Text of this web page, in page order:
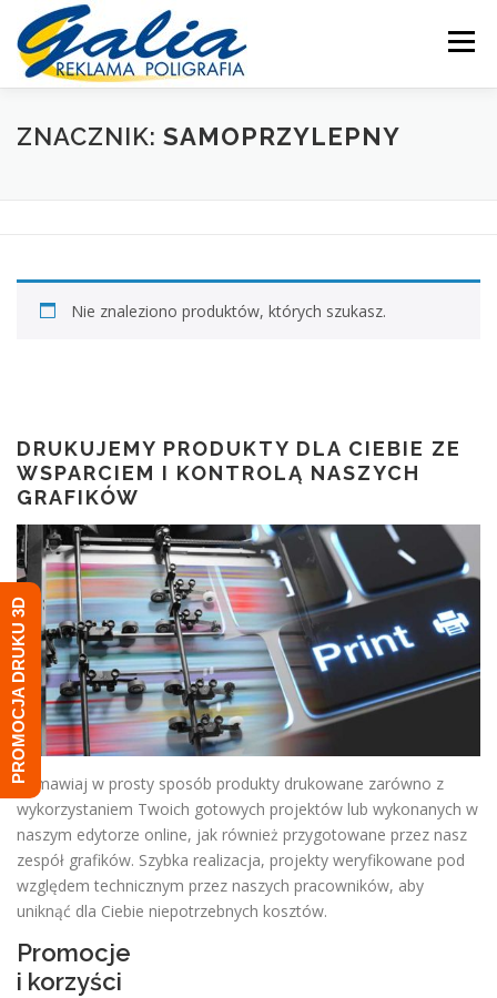
Przejdź
do
treści
Menu
OFERTA PRODUKTY SKLEP DRUKARNIA
ZNACZNIK: SAMOPRZYLEPNY
Nie znaleziono produktów, których szukasz.
DRUKUJEMY PRODUKTY DLA CIEBIE ZE
WSPARCIEM I KONTROLĄ NASZYCH
GRAFIKÓW
Zamawiaj w prosty sposób produkty drukowane zarówno z
wykorzystaniem Twoich gotowych projektów lub wykonanych w
naszym edytorze online, jak również przygotowane przez nasz
zespół grafików. Szybka realizacja, projekty weryfikowane pod
względem technicznym przez naszych pracowników, aby
uniknąć dla Ciebie niepotrzebnych kosztów.
Promocje
i korzyści
PROMOCJA DRUKU 3D